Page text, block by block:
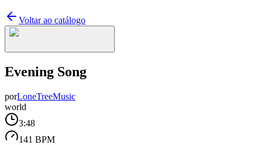
Voltar ao catálogo
Evening Song
porLoneTreeMusic
world
3:48
141 BPM